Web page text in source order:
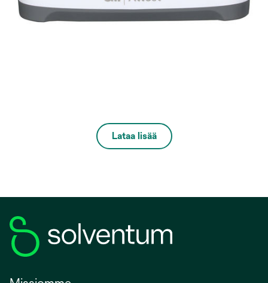
Lataa lisää